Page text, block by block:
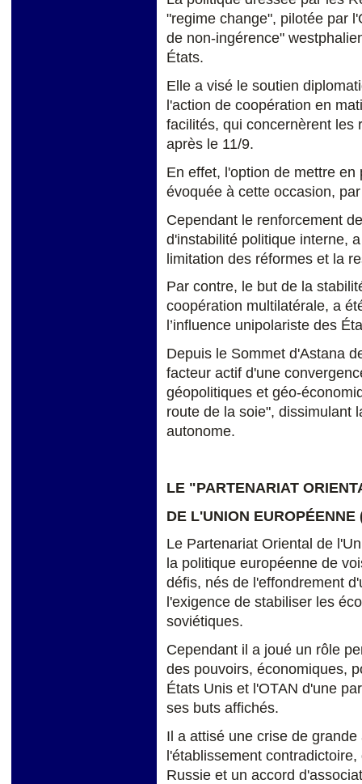
"regime change", pilotée par
de non-ingérence"
États.
Elle a visé le soutien
l'action de coopération en
facilités, qui concernèrent les
après le 11/9.
En effet, l'option de mettre
évoquée à cette occasion,
Cependant le renforcement
d'instabilité politique interne,
limitation des réformes et la
Par contre, le but de la
coopération multilatérale, a
l’influence unipolariste des
Depuis le Sommet d'Astana
facteur actif d'une
géopolitiques et géo-
route de la soie", dissimulant
autonome.
LE "PARTENARIAT
DE L'UNION EUROPÉENNE
Le Partenariat Oriental de
la politique européenne de
défis, nés de l'effondrement
l'exigence de stabiliser les
soviétiques.
Cependant il a joué un rôle
des pouvoirs, économiques,
États Unis et l'OTAN d'une
ses buts affichés.
Il a attisé une crise de
l'établissement
Russie et un accord